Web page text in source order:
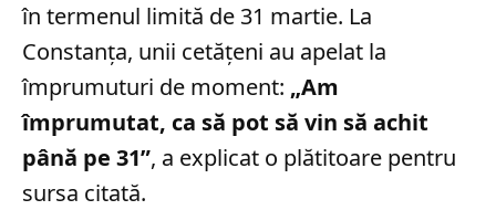
în termenul limită de 31 martie. La
Constanța, unii cetățeni au apelat la
împrumuturi de moment: „Am
împrumutat, ca să pot să vin să achit
până pe 31”, a explicat o plătitoare pentru
sursa citată.